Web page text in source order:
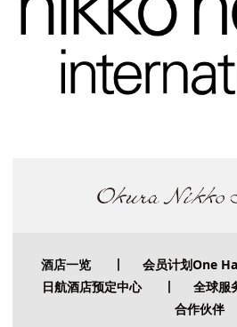
酒店一览丨 会员计划One
日航酒店预定中心丨 全球服
合作伙伴